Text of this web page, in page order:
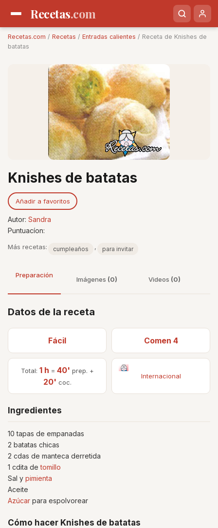
Recetas.com
Recetas.com / Recetas / Entradas calientes / Receta de Knishes de
batatas
Knishes de batatas
Añadir a favoritos
Autor: Sandra
Puntuacíon:
Más recetas: cumpleaños , para invitar
Preparación
Imágenes (0) Videos (0)
Datos de la receta
Fácil Comen 4
Total: 1 h = 40' prep. +
20' coc.
Internacional
Ingredientes
10 tapas de empanadas
2 batatas chicas
2 cdas de manteca derretida
1 cdita detomillo
Sal y pimienta
Aceite
Azúcar para espolvorear
Cómo hacer Knishes de batatas